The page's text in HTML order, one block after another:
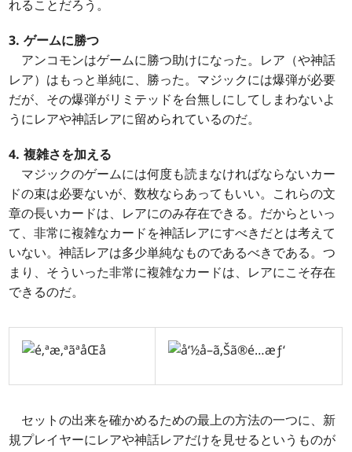
れることだろう。
3. ゲームに勝つ
アンコモンはゲームに勝つ助けになった。レア（や神話
レア）はもっと単純に、勝った。マジックには爆弾が必要
だが、その爆弾がリミテッドを台無しにしてしまわないよ
うにレアや神話レアに留められているのだ。
4. 複雑さを加える
マジックのゲームには何度も読まなければならないカー
ドの束は必要ないが、数枚ならあってもいい。これらの文
章の長いカードは、レアにのみ存在できる。だからといっ
て、非常に複雑なカードを神話レアにすべきだとは考えて
いない。神話レアは多少単純なものであるべきである。つ
まり、そういった非常に複雑なカードは、レアにこそ存在
できるのだ。
セットの出来を確かめるための最上の方法の一つに、新
規プレイヤーにレアや神話レアだけを見せるというものが